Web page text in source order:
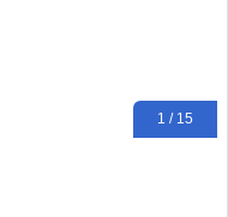
1 / 15